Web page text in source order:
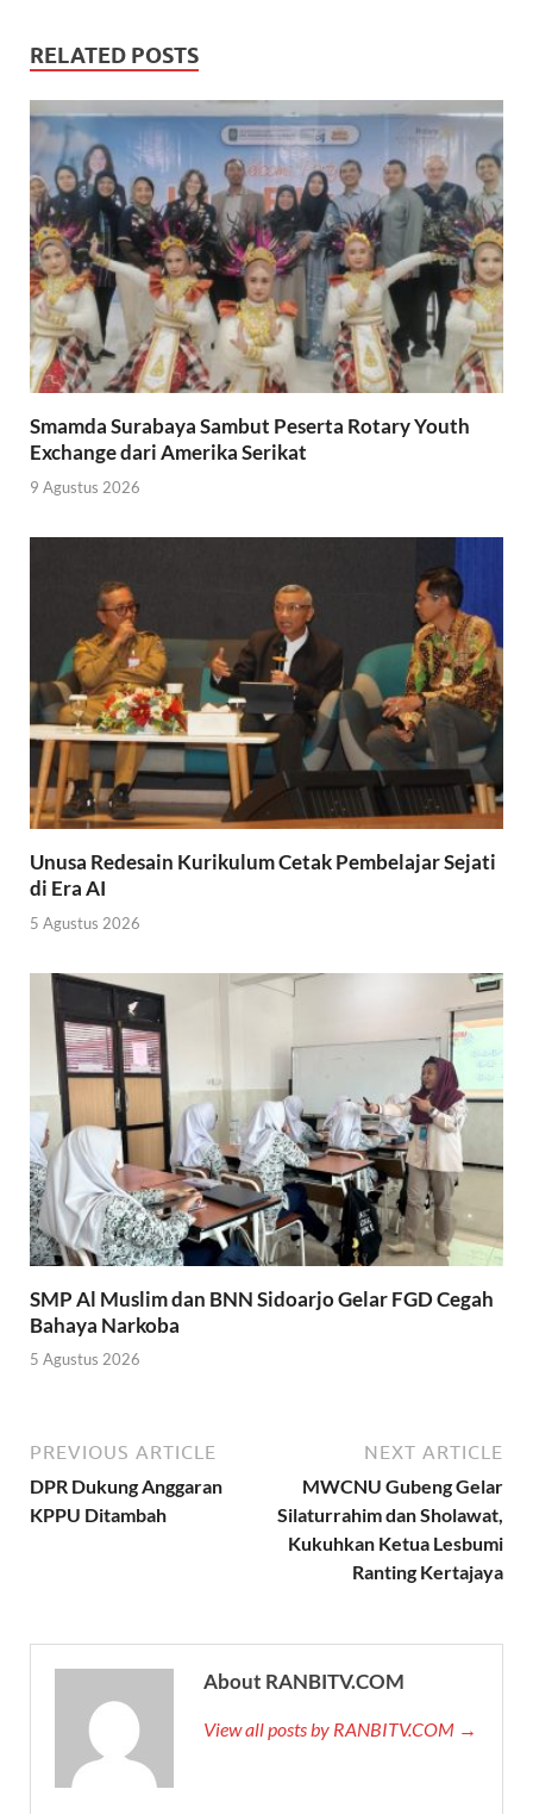
RELATED POSTS
Smamda Surabaya Sambut Peserta Rotary Youth
Exchange dari Amerika Serikat
9 Agustus 2026
Unusa Redesain Kurikulum Cetak Pembelajar Sejati
di Era AI
5 Agustus 2026
SMP Al Muslim dan BNN Sidoarjo Gelar FGD Cegah
Bahaya Narkoba
5 Agustus 2026
PREVIOUS ARTICLE
DPR Dukung Anggaran
KPPU Ditambah
NEXT ARTICLE
MWCNU Gubeng Gelar
Silaturrahim dan Sholawat,
Kukuhkan Ketua Lesbumi
Ranting Kertajaya
About RANBITV.COM
View all posts by RANBITV.COM →